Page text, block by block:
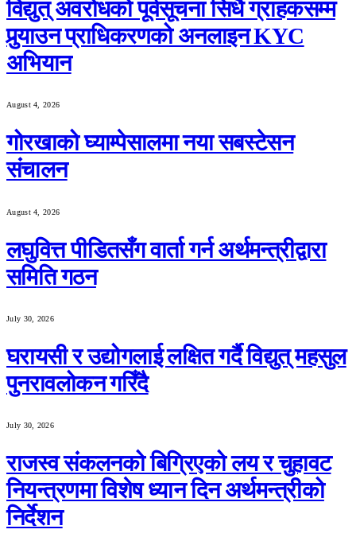
विद्युत् अवरोधको पूर्वसूचना सिधै ग्राहकसम्म
पुर्‍याउन प्राधिकरणको अनलाइन KYC
अभियान
August 4, 2026
गोरखाको घ्याम्पेसालमा नया सबस्टेसन
संचालन
August 4, 2026
लघुवित्त पीडितसँग वार्ता गर्न अर्थमन्त्रीद्वारा
समिति गठन
July 30, 2026
घरायसी र उद्योगलाई लक्षित गर्दै विद्युत् महसुल
पुनरावलोकन गरिँदै
July 30, 2026
राजस्व संकलनको बिग्रिएको लय र चुहावट
नियन्त्रणमा विशेष ध्यान दिन अर्थमन्त्रीको
निर्देशन